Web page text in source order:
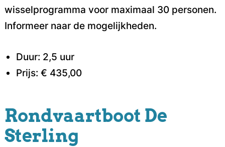
wisselprogramma voor maximaal 30 personen.
Informeer naar de mogelijkheden.
Duur: 2,5 uur
Prijs: € 435,00
Rondvaartboot De
Sterling